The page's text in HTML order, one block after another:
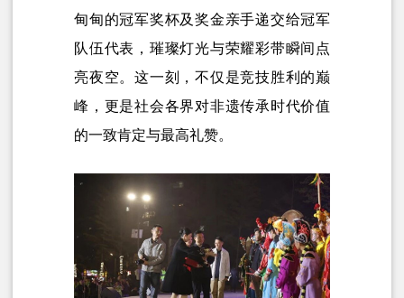
甸甸的冠军奖杯及奖金亲手递交给冠军
队伍代表，璀璨灯光与荣耀彩带瞬间点
亮夜空。这一刻，不仅是竞技胜利的巅
峰，更是社会各界对非遗传承时代价值
的一致肯定与最高礼赞。